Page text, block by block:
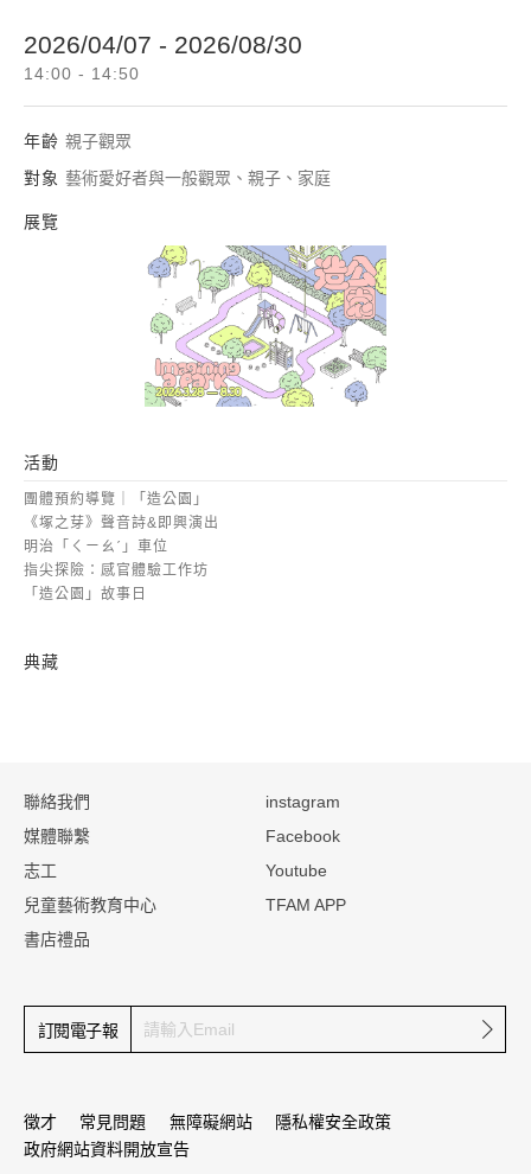
2026/04/07 - 2026/08/30
14:00 - 14:50
年齡 親子觀眾
對象 藝術愛好者與一般觀眾、親子、家庭
展覽
造公園
活動
團體預約導覽｜「造公園」
《塚之芽》聲音詩&即興演出
明治「ㄑㄧㄠˊ」車位
指尖探險：感官體驗工作坊
「造公園」故事日
典藏
聯絡我們
媒體聯繫
志工
兒童藝術教育中心
書店禮品
instagram
Facebook
Youtube
TFAM APP
訂閱電子報 確定
徵才 常見問題 無障礙網站
隱私權安全政策
政府網站資料開放宣告